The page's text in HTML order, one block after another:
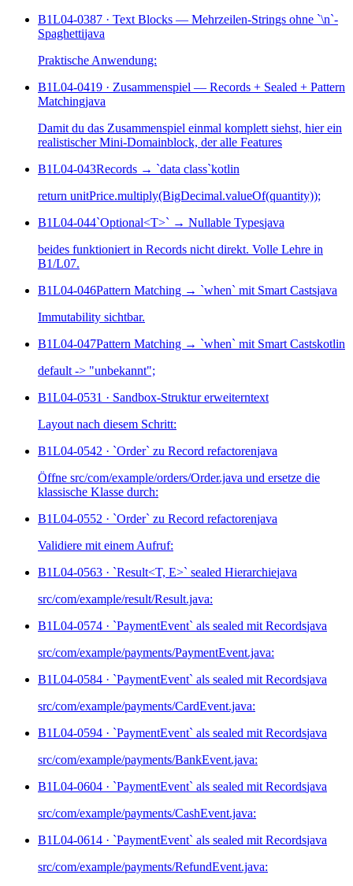
B1L04-0387 · Text Blocks — Mehrzeilen-Strings ohne `\n`-
Spaghettijava
Praktische Anwendung:
B1L04-0419 · Zusammenspiel — Records + Sealed + Pattern
Matchingjava
Damit du das Zusammenspiel einmal komplett siehst, hier ein
realistischer Mini-Domainblock, der alle Features
B1L04-043Records → `data class`kotlin
return unitPrice.multiply(BigDecimal.valueOf(quantity));
B1L04-044`Optional<T>` → Nullable Typesjava
beides funktioniert in Records nicht direkt. Volle Lehre in
B1/L07.
B1L04-046Pattern Matching → `when` mit Smart Castsjava
Immutability sichtbar.
B1L04-047Pattern Matching → `when` mit Smart Castskotlin
default -> "unbekannt";
B1L04-0531 · Sandbox-Struktur erweiterntext
Layout nach diesem Schritt:
B1L04-0542 · `Order` zu Record refactorenjava
Öffne src/com/example/orders/Order.java und ersetze die
klassische Klasse durch:
B1L04-0552 · `Order` zu Record refactorenjava
Validiere mit einem Aufruf:
B1L04-0563 · `Result<T, E>` sealed Hierarchiejava
src/com/example/result/Result.java:
B1L04-0574 · `PaymentEvent` als sealed mit Recordsjava
src/com/example/payments/PaymentEvent.java:
B1L04-0584 · `PaymentEvent` als sealed mit Recordsjava
src/com/example/payments/CardEvent.java:
B1L04-0594 · `PaymentEvent` als sealed mit Recordsjava
src/com/example/payments/BankEvent.java:
B1L04-0604 · `PaymentEvent` als sealed mit Recordsjava
src/com/example/payments/CashEvent.java:
B1L04-0614 · `PaymentEvent` als sealed mit Recordsjava
src/com/example/payments/RefundEvent.java: